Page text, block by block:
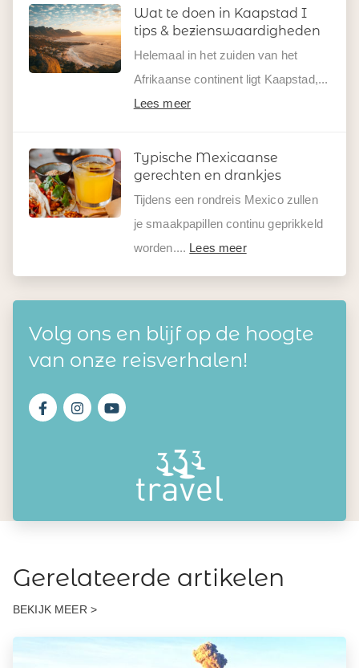
Wat te doen in Kaapstad I
tips & bezienswaardigheden
Helemaal in het zuiden van het
Afrikaanse continent ligt Kaapstad,...
Lees meer
Typische Mexicaanse
gerechten en drankjes
Tijdens een rondreis Mexico zullen
je smaakpapillen continu geprikkeld
worden.... Lees meer
Volg ons en blijf op de hoogte
van onze reisverhalen!
Gerelateerde artikelen
BEKIJK MEER >